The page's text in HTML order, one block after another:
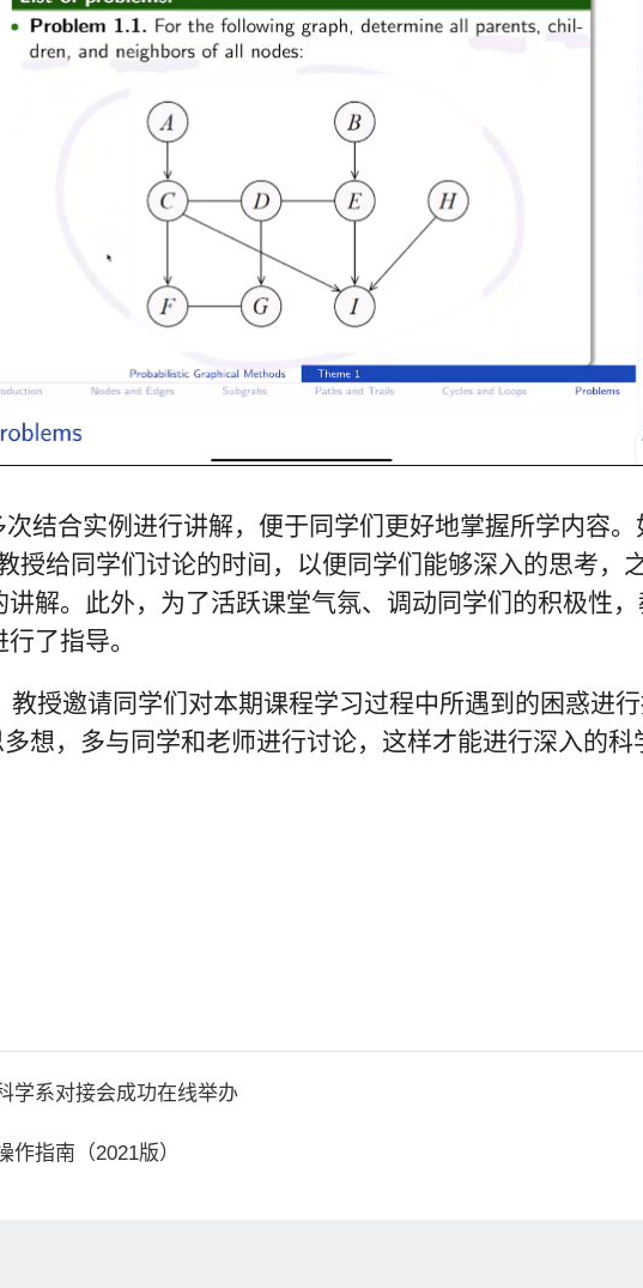
次结合实例进行讲解，便于同学们更好地掌握所学内容
授给同学们讨论的时间，以便同学们能够深入的思考，
解。此外，为了活跃课堂气氛、调动同学们的积极性
了指导。
授邀请同学们对本期课程学习过程中所遇到的困惑进行
想，多与同学和老师进行讨论，这样才能进行深入的科
学系对接会成功在线举办
指南（2021版）